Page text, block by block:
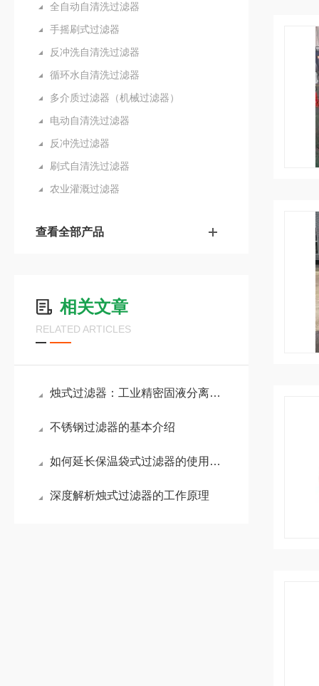
全自动自清洗过滤器
手摇刷式过滤器
反冲洗自清洗过滤器
循环水自清洗过滤器
多介质过滤器（机械过滤器）
电动自清洗过滤器
反冲洗过滤器
刷式自清洗过滤器
农业灌溉过滤器
查看全部产品
相关文章
RELATED ARTICLES
烛式过滤器：工业精密固液分离过滤设备解析
不锈钢过滤器的基本介绍
如何延长保温袋式过滤器的使用寿命？
深度解析烛式过滤器的工作原理